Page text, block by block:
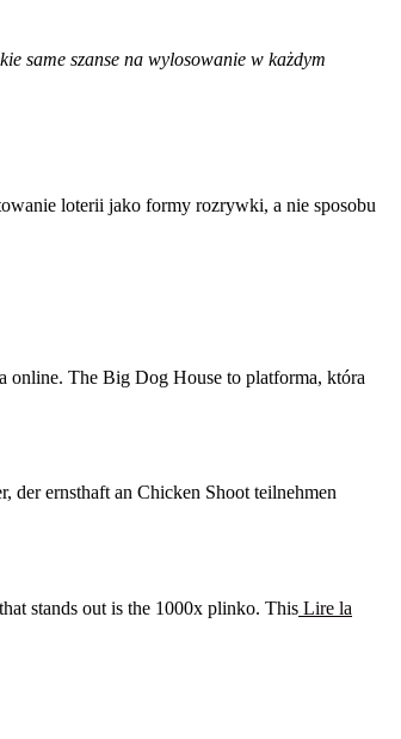
same szanse na wylosowanie w każdym
loterii jako formy rozrywki, a nie sposobu
online. The Big Dog House to platforma, która
der ernsthaft an Chicken Shoot teilnehmen
stands out is the 1000x plinko. This Lire la